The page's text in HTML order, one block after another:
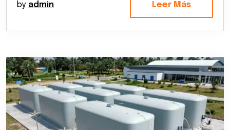
by admin Leer Más